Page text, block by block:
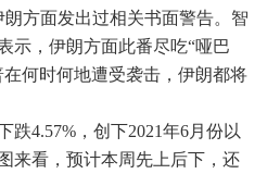
方面发出过相关书面警告。智
示，伊朗方面此番尽吃“哑巴
何时何地遭受袭击，伊朗都将
跌4.57%，创下2021年6月份以
来看，预计本周先上后下，还